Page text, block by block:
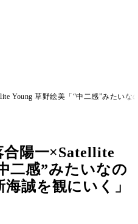
Young 草野絵美「“中二感”みたい
陽一×Satellite
二感”みたいなの
誠を観にいく」